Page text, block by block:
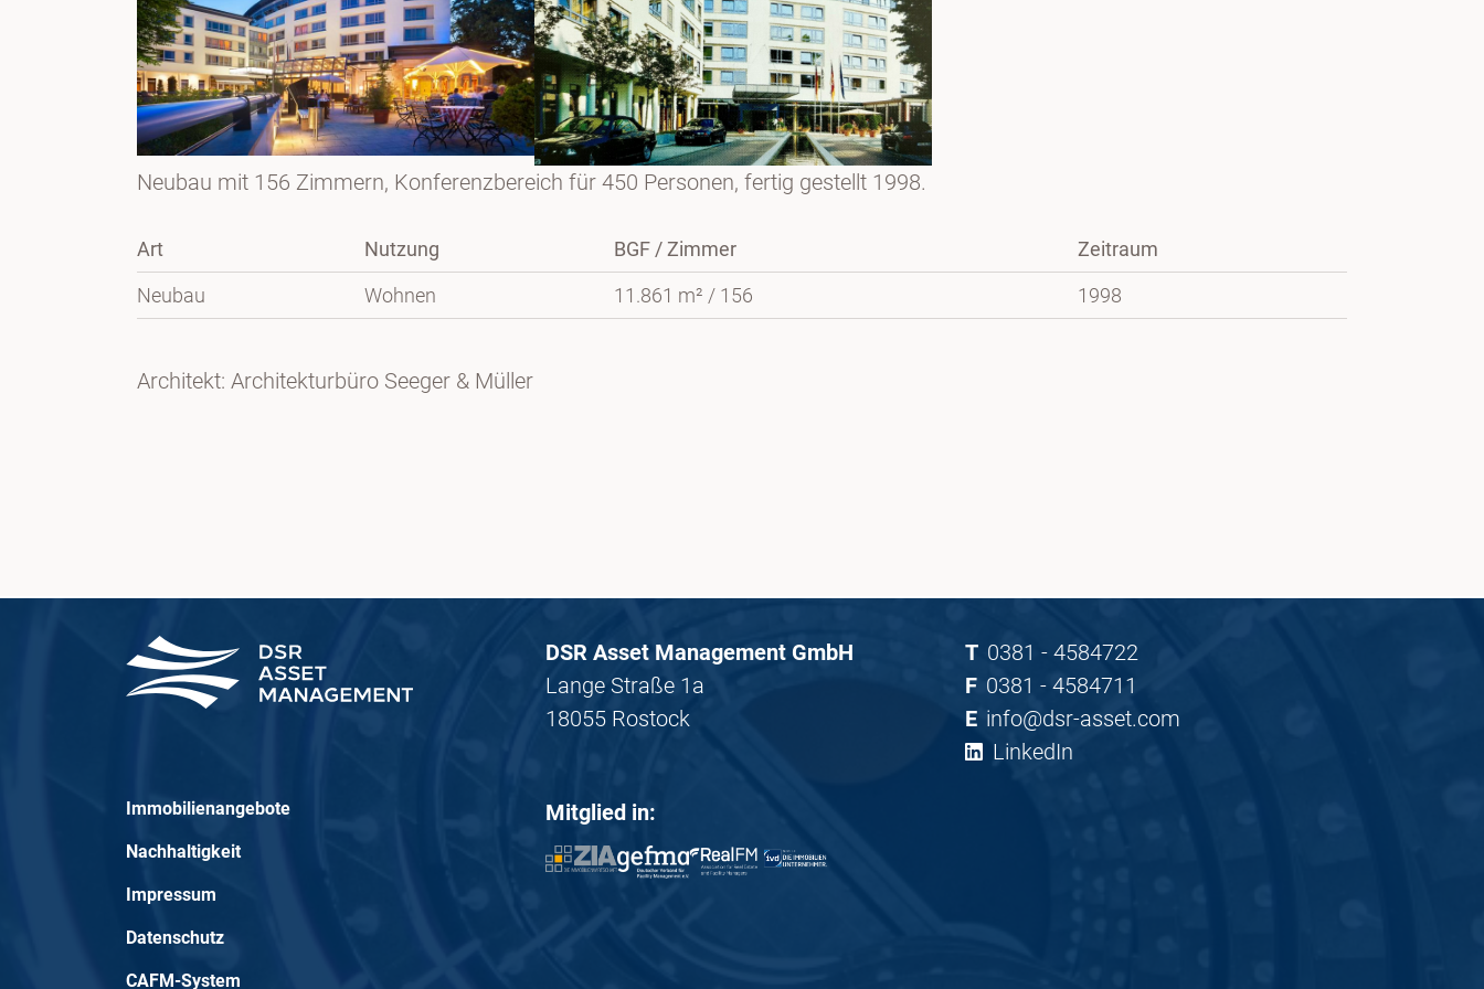
Neubau mit 156 Zimmern, Konferenzbereich für 450 Personen, fertig gestellt 1998.
Art Nutzung BGF / Zimmer
Zeitraum
Neubau
Wohnen 11.861 m² / 156 1998
Architekt: Architekturbüro Seeger & Müller
DSR Asset Management GmbH
Lange Straße 1a
18055 Rostock
T 0381 - 4584722
F 0381 - 4584711
E info@dsr-asset.com
LinkedIn
Immobilienangebote
Nachhaltigkeit
Impressum
Datenschutz
CAFM-System
Mitglied in: